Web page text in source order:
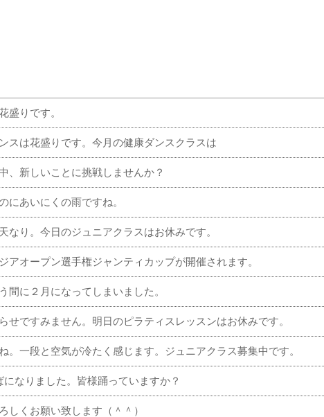
盛りです。
スは花盛りです。今月の健康ダンスクラスは
、新しいことに挑戦しませんか？
にあいにくの雨ですね。
なり。今日のジュニアクラスはお休みです。
アオープン選手権ジャンティカップが開催されます。
間に２月になってしまいました。
せですみません。明日のピラティスレッスンはお休みです。
。一段と空気が冷たく感じます。ジュニアクラス募集中です。
になりました。皆様踊っていますか？
しくお願い致します（＾＾）